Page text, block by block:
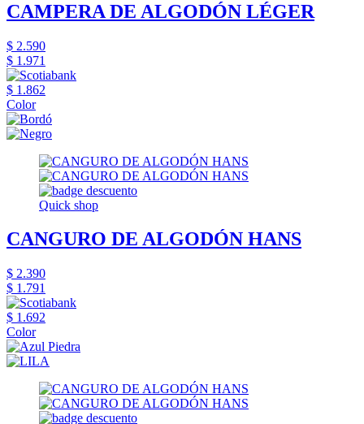
CAMPERA DE ALGODÓN LÉGER
$ 2.590
$ 1.971
$ 1.862
Color
Quick shop
CANGURO DE ALGODÓN HANS
$ 2.390
$ 1.791
$ 1.692
Color